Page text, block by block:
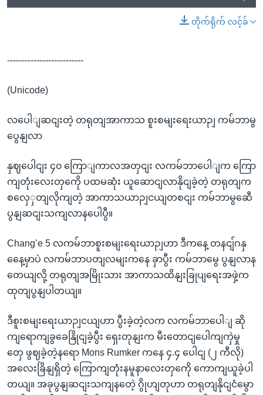
တိုက်ရိုက် လင့်ခ်
--------------------------
(Unicode)
လပေါျဆငျးတဲ့ တရုတျအာကာသ စူးစမျးရေးယာဉျ ကမ်ဘာမွ
ပွေနျလာ
နှဈပေါငျး ၄၀ ကြောျကာလအတှငျး လကမ်ဘာပေါျက ကြော
ကျတုံးလေးတှကေို ပထမဆုံး ယူဆောငျလာနိုငျခဲ့တဲ့ တရုတျက
စလှေှတျလိုကျတဲ့ အာကာသယာဉျငယျတစငျး ကမ်ဘာမွဆေီ
ပွနျဆငျးသကျလာနပေါပွီ။
Chang’e 5 လကမ်ဘာစူးစမျးရေးယာဉျဟာ ဒီကနေ့ တနငျ်ဂနှ
နေေ့မှာပဲ လကမ်ဘာပတျလမျးကနေ ခှာပွီး ကမ်ဘာမွေ ပွနျလာန
တေယျလို့ တရုတျအမြိုးသား အာကာသထိနျးခြုပျရေးအဖှဲ့က
ထုတျပွနျပါတယျ။
ဒီစူးစမျးရေးယာဉျငယျဟာ ပွီးခဲ့တဲ့လက လကမ်ဘာပေါျ ဆို
ကျရောကျခွခေနြိုငျခဲ့ပွီး ရှေးတုနျးက မီးတောငျပေါကျကှဲမှု
တှေ ဖွဈခဲ့တဲ့နရော Mons Rumker ကနေ ၄.၄ ပေါငျ (၂ ကီလို)
အလေးခြိနျရှိတဲ့ ကြောကျတုံးနမူနာလေးတှကေို ကောကျယူခဲ့ပါ
တယျ။ အခုပွနျဆငျးသကျနတေဲ့ ဂွိုဟျတုဟာ တရုတျနိုငျငံမွော